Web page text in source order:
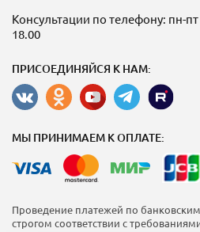
Консультации по телефону: пн-пт
18.00
ПРИСОЕДИНЯЙСЯ К НАМ:
МЫ ПРИНИМАЕМ К ОПЛАТЕ:
Проведение платежей по
строгом соответствии с